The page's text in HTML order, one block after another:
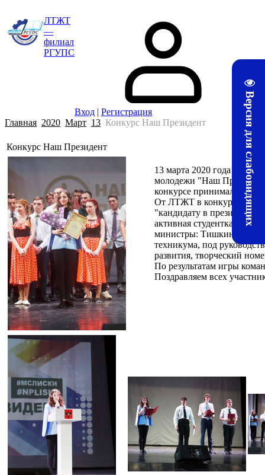
Версия для слабовидящих
ЛТЖТ
—
филиал
РГУПС
Вход | Регистрация
Главная 2020 Март 13 Конкурс Наш Президент
Конкурс Наш Президент
13 марта 2020 года в
молодежи "Наш
конкурсе принимали
От ЛТЖТ в конкурсе
"кандидату в
активная студентка 1
министры: Тишкин
техникума, под
развития, творческий
По результатам игры
Поздравляем всех